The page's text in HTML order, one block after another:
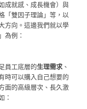
成就感、成長機會）與
「雙因子理論」等，以
方向。這邊我們就以學
為例：
員工底層的生理需求、
時可以購入自己想要的
面的高級層次、長久激
：